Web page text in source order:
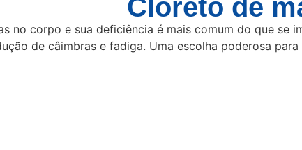
Cloreto de
no corpo e sua deficiência é mais comum do que se
de câimbras e fadiga. Uma escolha poderosa